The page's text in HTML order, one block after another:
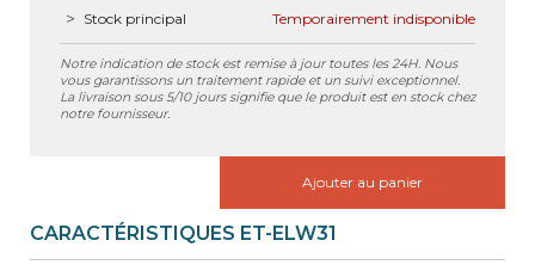
Stock principal Temporairement indisponible
Notre indication de stock est remise à jour toutes les 24H. Nous
vous garantissons un traitement rapide et un suivi exceptionnel.
La livraison sous 5/10 jours signifie que le produit est en stock chez
notre fournisseur.
Ajouter au panier
CARACTÉRISTIQUES ET-ELW31